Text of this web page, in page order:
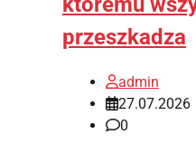
przeszkadza
admin
27.07.2026
0